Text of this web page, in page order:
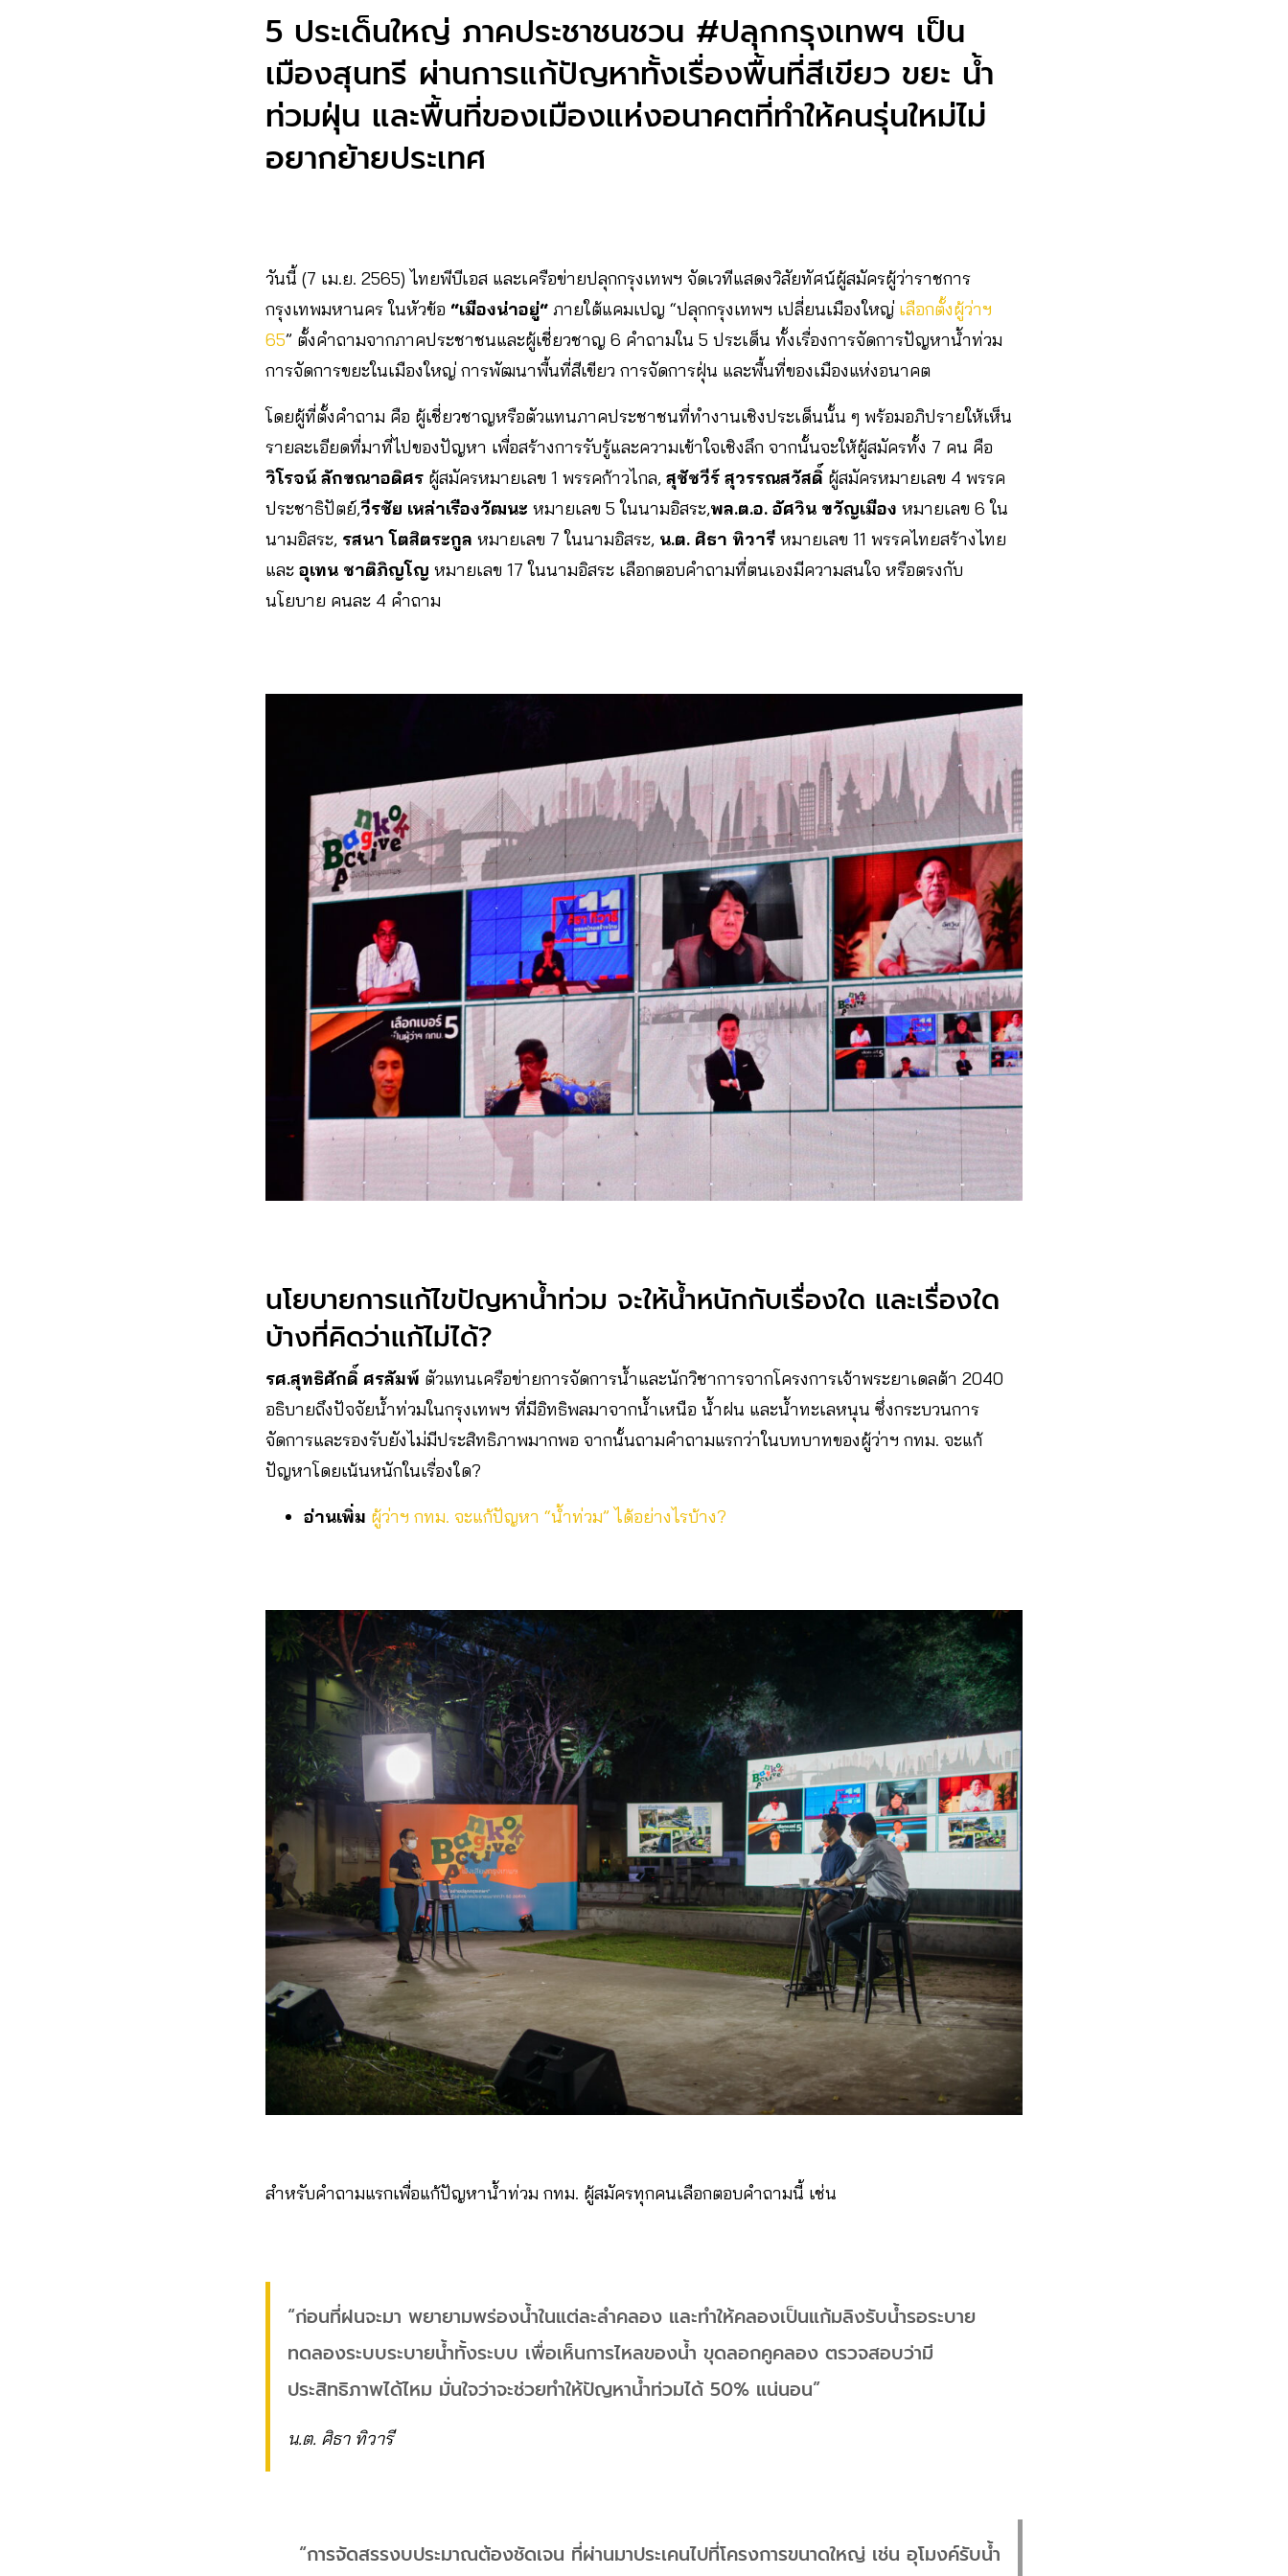
5 ประเด็นใหญ่ ภาคประชาชนชวน #ปลุกกรุงเทพฯ เป็น
เมืองสุนทรี ผ่านการแก้ปัญหาทั้งเรื่องพื้นที่สีเขียว ขยะ น้ำ
ท่วมฝุ่น และพื้นที่ของเมืองแห่งอนาคตที่ทำให้คนรุ่นใหม่ไม่
อยากย้ายประเทศ
วันนี้ (7 เม.ย. 2565) ไทยพีบีเอส และเครือข่ายปลุกกรุงเทพฯ จัดเวทีแสดงวิสัยทัศน์ผู้สมัครผู้ว่าราชการ
กรุงเทพมหานคร ในหัวข้อ “เมืองน่าอยู่“ ภายใต้แคมเปญ “ปลุกกรุงเทพฯ เปลี่ยนเมืองใหญ่ เลือกตั้งผู้ว่าฯ
65” ตั้งคำถามจากภาคประชาชนและผู้เชี่ยวชาญ 6 คำถามใน 5 ประเด็น ทั้งเรื่องการจัดการปัญหาน้ำท่วม
การจัดการขยะในเมืองใหญ่ การพัฒนาพื้นที่สีเขียว การจัดการฝุ่น และพื้นที่ของเมืองแห่งอนาคต
โดยผู้ที่ตั้งคำถาม คือ ผู้เชี่ยวชาญหรือตัวแทนภาคประชาชนที่ทำงานเชิงประเด็นนั้น ๆ พร้อมอภิปรายให้เห็น
รายละเอียดที่มาที่ไปของปัญหา เพื่อสร้างการรับรู้และความเข้าใจเชิงลึก จากนั้นจะให้ผู้สมัครทั้ง 7 คน คือ
วิโรจน์ ลักขณาอดิศร ผู้สมัครหมายเลข 1 พรรคก้าวไกล, สุชัชวีร์ สุวรรณสวัสดิ์ ผู้สมัครหมายเลข 4 พรรค
ประชาธิปัตย์,วีรชัย เหล่าเรืองวัฒนะ หมายเลข 5 ในนามอิสระ,พล.ต.อ. อัศวิน ขวัญเมือง หมายเลข 6 ใน
นามอิสระ, รสนา โตสิตระกูล หมายเลข 7 ในนามอิสระ, น.ต. ศิธา ทิวารี หมายเลข 11 พรรคไทยสร้างไทย
และ อุเทน ชาติภิญโญ หมายเลข 17 ในนามอิสระ เลือกตอบคำถามที่ตนเองมีความสนใจ หรือตรงกับ
นโยบาย คนละ 4 คำถาม
นโยบายการแก้ไขปัญหาน้ำท่วม จะให้น้ำหนักกับเรื่องใด และเรื่องใด
บ้างที่คิดว่าแก้ไม่ได้?
รศ.สุทธิศักดิ์ ศรลัมพ์ ตัวแทนเครือข่ายการจัดการน้ำและนักวิชาการจากโครงการเจ้าพระยาเดลต้า 2040
อธิบายถึงปัจจัยน้ำท่วมในกรุงเทพฯ ที่มีอิทธิพลมาจากน้ำเหนือ น้ำฝน และน้ำทะเลหนุน ซึ่งกระบวนการ
จัดการและรองรับยังไม่มีประสิทธิภาพมากพอ จากนั้นถามคำถามแรกว่าในบทบาทของผู้ว่าฯ กทม. จะแก้
ปัญหาโดยเน้นหนักในเรื่องใด?
อ่านเพิ่ม ผู้ว่าฯ กทม. จะแก้ปัญหา “น้ำท่วม” ได้อย่างไรบ้าง?
สำหรับคำถามแรกเพื่อแก้ปัญหาน้ำท่วม กทม. ผู้สมัครทุกคนเลือกตอบคำถามนี้ เช่น
“ก่อนที่ฝนจะมา พยายามพร่องน้ำในแต่ละลำคลอง และทำให้คลองเป็นแก้มลิงรับน้ำรอระบาย
ทดลองระบบระบายน้ำทั้งระบบ เพื่อเห็นการไหลของน้ำ ขุดลอกคูคลอง ตรวจสอบว่ามี
ประสิทธิภาพได้ไหม มั่นใจว่าจะช่วยทำให้ปัญหาน้ำท่วมได้ 50% แน่นอน”
น.ต. ศิธา ทิวารี
“การจัดสรรงบประมาณต้องชัดเจน ที่ผ่านมาประเคนไปที่โครงการขนาดใหญ่ เช่น อุโมงค์รับน้ำ